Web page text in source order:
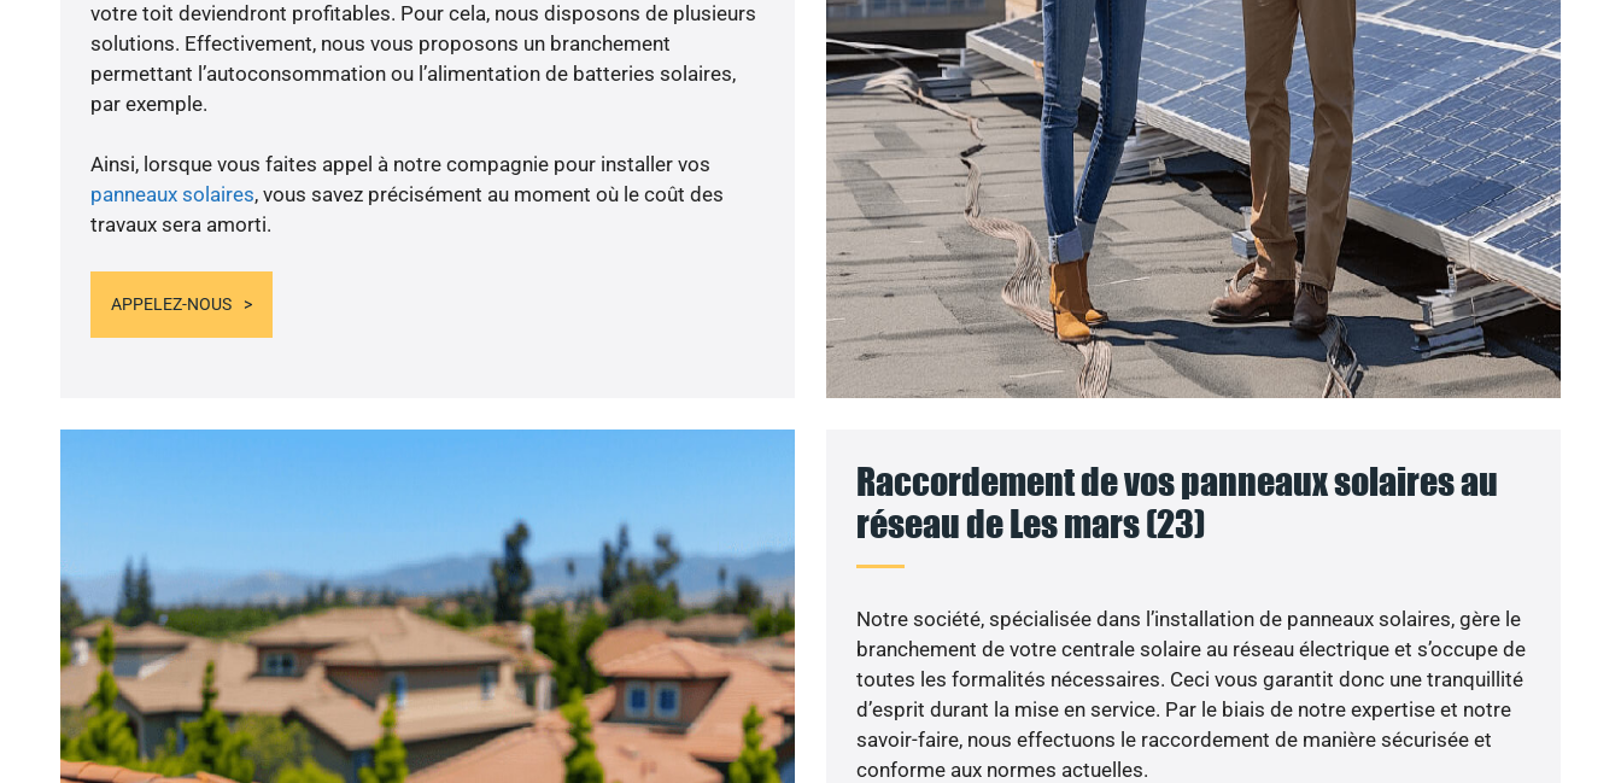
votre toit deviendront profitables. Pour cela, nous disposons de plusieurs
solutions. Effectivement, nous vous proposons un branchement
permettant l’autoconsommation ou l’alimentation de batteries solaires,
par exemple.
Ainsi, lorsque vous faites appel à notre compagnie pour installer vos
panneaux solaires, vous savez précisément au moment où le coût des
travaux sera amorti.
APPELEZ-NOUS
Raccordement de vos panneaux solaires au
réseau de Les mars (23)
Notre société, spécialisée dans l’installation de panneaux solaires, gère le
branchement de votre centrale solaire au réseau électrique et s’occupe de
toutes les formalités nécessaires. Ceci vous garantit donc une tranquillité
d’esprit durant la mise en service. Par le biais de notre expertise et notre
savoir-faire, nous effectuons le raccordement de manière sécurisée et
conforme aux normes actuelles.